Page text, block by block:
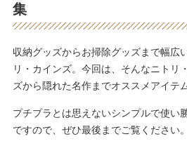
集
収納グッズからお掃除グッズまで幅広
リ・カインズ。今回は、そんなニトリ
ズから隠れた名作までオススメアイテ
プチプラとは思えないシンプルで使い
ですので、ぜひ最後までご覧ください。